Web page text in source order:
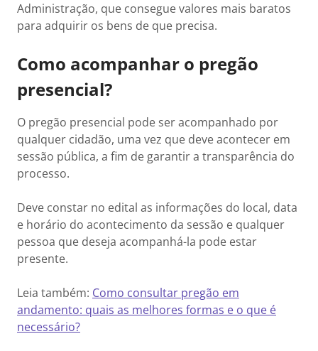
Administração, que consegue valores mais baratos
para adquirir os bens de que precisa.
Como acompanhar o pregão
presencial?
O pregão presencial pode ser acompanhado por
qualquer cidadão, uma vez que deve acontecer em
sessão pública, a fim de garantir a transparência do
processo.
Deve constar no edital as informações do local, data
e horário do acontecimento da sessão e qualquer
pessoa que deseja acompanhá-la pode estar
presente.
Leia também: Como consultar pregão em
andamento: quais as melhores formas e o que é
necessário?